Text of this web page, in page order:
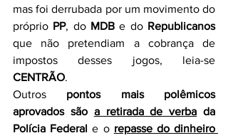
mas foi derrubada por um movimento do
próprio PP, do MDB e do Republicanos
que não pretendiam a cobrança de
CENTRÃO.
Outros pontos mais polêmicos
aprovados são a retirada de verba da
Polícia Federal e o repasse do dinheiro